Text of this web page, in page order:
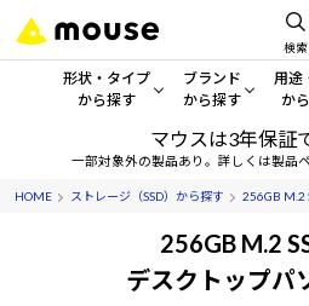
検索
形状・タイプ
から探す
形状・タイプから探す をすべて
デスクトップPC
ブランド
から探す
mouse
G TUNE
用途
か
一
ゲ
ク
マウスは3年保証
一部対象外の製品あり。詳しくは製品
HOME ストレージ（SSD）から探す 256GB M.2
256GB M.2
デスクトップパ